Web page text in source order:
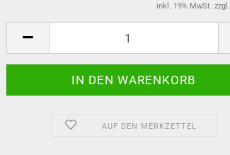
inkl. 19% MwSt. zzgl.
AUF DEN MERKZETTEL